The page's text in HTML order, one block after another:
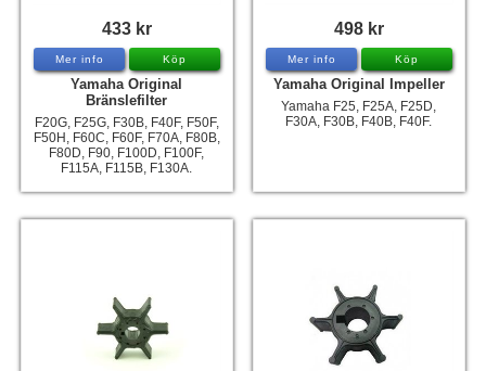
433 kr
Mer info Köp
Yamaha Original
Bränslefilter
F20G, F25G, F30B, F40F, F50F,
F50H, F60C, F60F, F70A, F80B,
F80D, F90, F100D, F100F,
F115A, F115B, F130A.
498 kr
Mer info Köp
Yamaha Original Impeller
Yamaha F25, F25A, F25D,
F30A, F30B, F40B, F40F.